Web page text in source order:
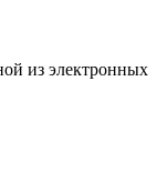
из электронных